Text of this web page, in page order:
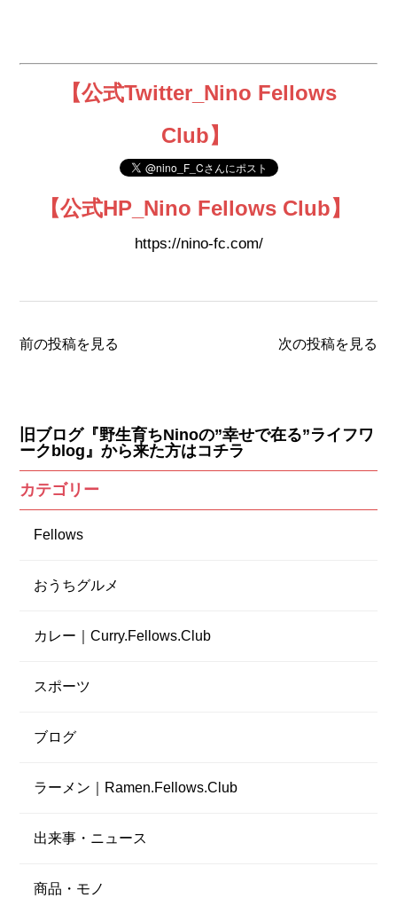
【公式Twitter_Nino Fellows
Club】
【公式HP_ Nino Fellows Club】
https://nino-fc.com/
前の投稿を見る 次の投稿を見る
旧ブログ『野生育ちNinoの”幸せで在る”ライフワ
ークblog』から来た方はコチラ
カテゴリー
Fellows
おうちグルメ
カレー｜Curry.Fellows.Club
スポーツ
ブログ
ラーメン｜Ramen.Fellows.Club
出来事・ニュース
商品・モノ